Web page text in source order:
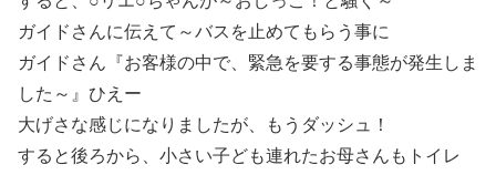
ガイドさんに伝えて～バスを止めてもらう事に
ガイドさん『お客様の中で、緊急を要する事態が発生しま
した～』ひえー
大げさな感じになりましたが、もうダッシュ！
すると後ろから、小さい子ども連れたお母さんもトイレ